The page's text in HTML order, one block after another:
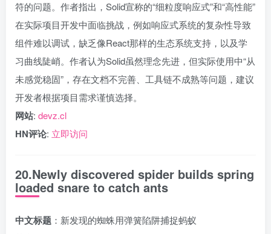
符的问题。作者指出，Solid宣称的“细粒度响应式”和“高性能”
在实际项目开发中面临挑战，例如响应式系统的复杂性导致
组件难以调试，缺乏像React那样的生态系统支持，以及学
习曲线陡峭。作者认为Solid虽然理念先进，但实际使用中“从
未感觉稳固”，存在文档不完善、工具链不成熟等问题，建议
开发者根据项目需求谨慎选择。
网站: devz.cl
HN评论: 立即访问
20.Newly discovered spider builds spring
loaded snare to catch ants
中文标题 ：新发现的蜘蛛用弹簧陷阱捕捉蚂蚁